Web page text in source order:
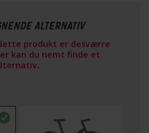
ALTERNATIV
produkt er desværre
kan du nemt finde et